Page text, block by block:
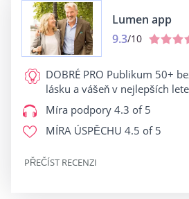
Lumen app
9.3/10
DOBRÉ PRO Publikum 50+
lásku a vášeň v nejlepších
Míra podpory 4.3 of 5
MÍRA ÚSPĚCHU 4.5 of 5
PŘEČÍST RECENZI